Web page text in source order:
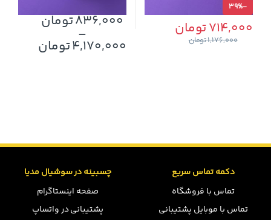
-
39%
714,000تومان
1,176,000تومان
836,000تومان
–
4,170,000تومان
این محصول دارای انواع مختلفی
دکمه تماس سریع
تماس با فروشگاه
تماس با موبایل پشتیبانی
چسبینه در سوشیال مدیا
صفحه اینستاگرام
پشتیبانی در واتساپ